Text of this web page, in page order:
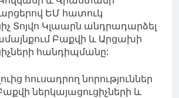
ԵՄ հատուկ
Տոյվո Կլաարն անդրադարձել
Բաքվի և Արցախի
հանդիպմանը:
հուսադրող նորություններ
ներկայացուցիչների և